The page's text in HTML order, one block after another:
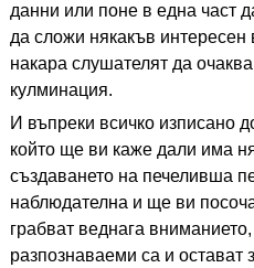
данни или поне в една част
да сложи някакъв интересен
накара слушателят да
кулминация.
И въпреки всичко изписано
който ще ви каже дали има
създаването на печеливша
наблюдателна и ще ви
грабват веднага
разпознаваеми са и остават